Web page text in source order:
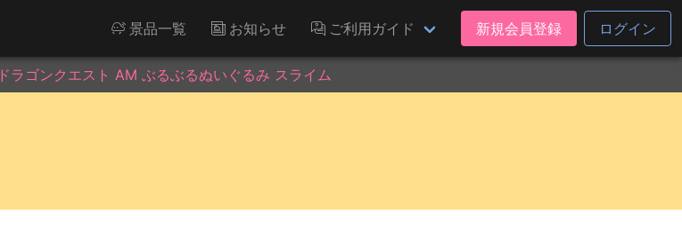
景品一覧 お知らせ ご利用ガイド 新規会員登録 ログイン
ドラゴンクエスト AM ぶるぶるぬいぐるみ スライム